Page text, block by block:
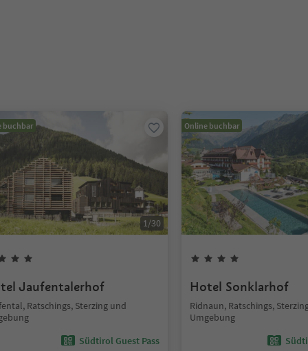
buchbar
1/30
Jaufentalerhof
Ratschings, Sterzing und
Südtirol Guest Pass
Online buchbar
Hotel Sonklarhof
Ridnaun, Ratschings,
Umgebung